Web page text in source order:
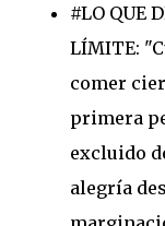
#LO QUE
LÍMITE:
comer
primera
excluido
alegría